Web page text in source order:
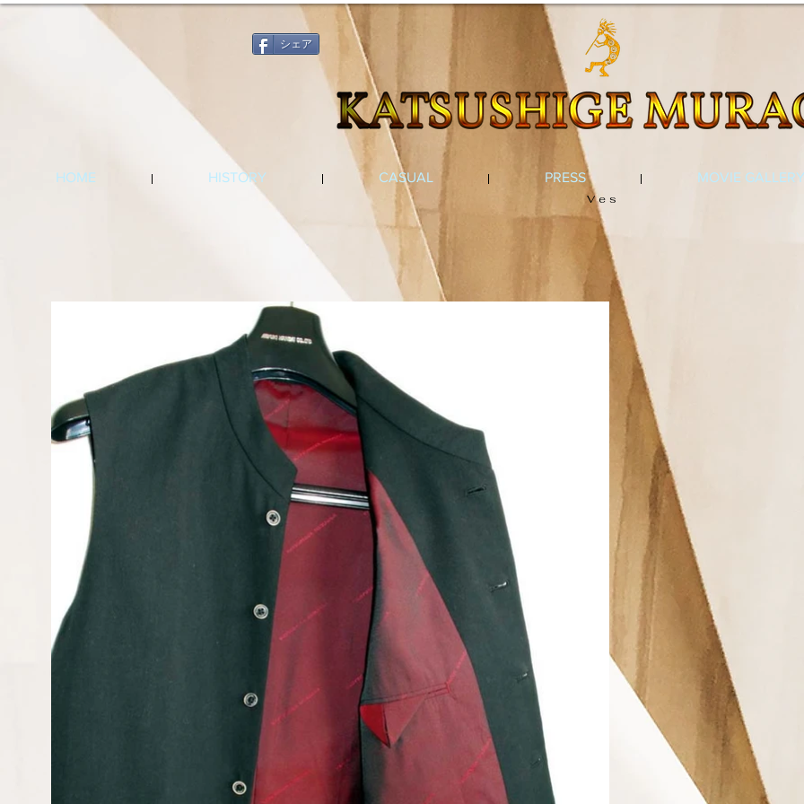
シェア
HOME HISTORY CASUAL PRESS MOVIE GALLERY
Ves